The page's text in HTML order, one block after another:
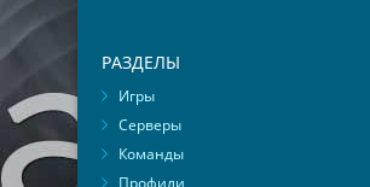
РАЗДЕЛЫ
Игры
Серверы
Команды
Профили